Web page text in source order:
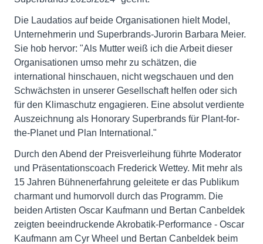
Die Laudatios auf beide Organisationen hielt Model,
Unternehmerin und Superbrands-Jurorin Barbara Meier.
Sie hob hervor: "Als Mutter weiß ich die Arbeit dieser
Organisationen umso mehr zu schätzen, die
international hinschauen, nicht wegschauen und den
Schwächsten in unserer Gesellschaft helfen oder sich
für den Klimaschutz engagieren. Eine absolut verdiente
Auszeichnung als Honorary Superbrands für Plant-for-
the-Planet und Plan International."
Durch den Abend der Preisverleihung führte Moderator
und Präsentationscoach Frederick Wettey. Mit mehr als
15 Jahren Bühnenerfahrung geleitete er das Publikum
charmant und humorvoll durch das Programm. Die
beiden Artisten Oscar Kaufmann und Bertan Canbeldek
zeigten beeindruckende Akrobatik-Performance - Oscar
Kaufmann am Cyr Wheel und Bertan Canbeldek beim